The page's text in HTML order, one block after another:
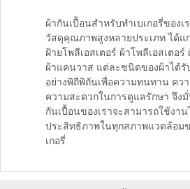
ผ้ากันเปื้อนสำหรับทำเบเกอรี่ของเ
วัสดุคุณภาพสูงหลายประเภท ได้แ
ฝ้ายโพลีเอสเตอร์ ผ้าโพลีเอสเตอร์
ผ้าแคนวาส แต่ละชนิดของผ้าได้รั
อย่างพิถีพิถันเพื่อความทนทาน คว
ความสะดวกในการดูแลรักษา จึง
กันเปื้อนของเราจะสามารถใช้งาน
ประสิทธิภาพในทุกสภาพแวดล้อมข
เกอรี่